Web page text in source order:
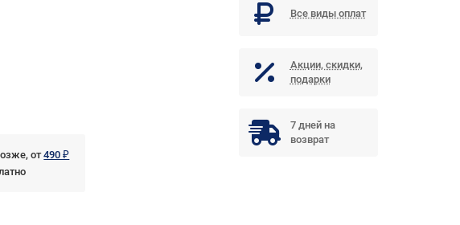
от490 ₽
Все виды оплат
Акции, скидки,
подарки
7 дней на
возврат